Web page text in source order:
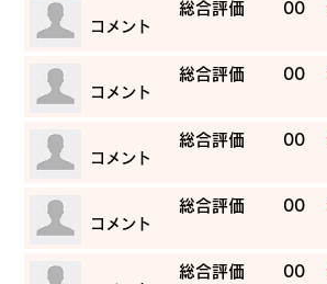
​総合評価 00
​コメント
​総合評価 00
​コメント
​総合評価 00
​コメント
​総合評価 00
​コメント
​総合評価 00